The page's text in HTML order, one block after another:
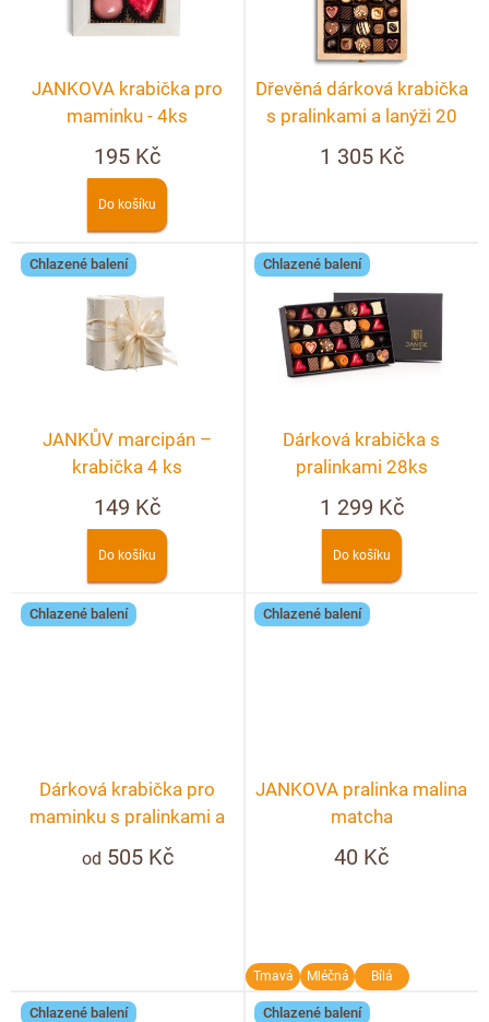
JANKOVA krabička pro
maminku - 4ks
195 Kč
Do košíku
Dřevěná dárková krabička
s pralinkami a lanýži 20
ks + možnost
personalizace
1 305 Kč
Chlazené balení
JANKŮV marcipán –
krabička 4 ks
149 Kč
Do košíku
Chlazené balení
Dárková krabička s
pralinkami 28ks
1 299 Kč
Do košíku
Chlazené balení
Dárková krabička pro
maminku s pralinkami a
lanýži 10ks + možnost
personalizace
od 505 Kč
Chlazené balení
JANKOVA pralinka malina
matcha
40 Kč
Tmavá Mléčná Bílá
Chlazené balení Chlazené balení